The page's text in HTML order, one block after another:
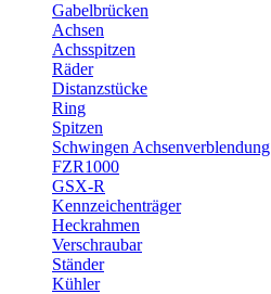
Gabelbrücken
Achsen
Achsspitzen
Räder
Distanzstücke
Ring
Spitzen
Schwingen Achsenverblendung
FZR1000
GSX-R
Kennzeichenträger
Heckrahmen
Verschraubar
Ständer
Kühler